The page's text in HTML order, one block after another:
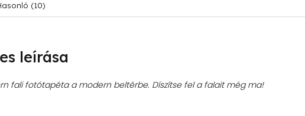
(10)
leírása
fali fotótapéta a modern beltérbe. Díszítse fel a falait még ma!